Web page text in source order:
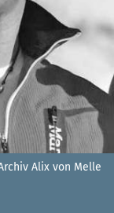
Alix von Melle